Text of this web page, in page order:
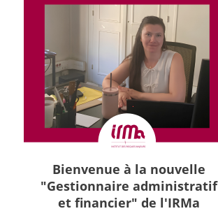
Bienvenue à la nouvelle
"Gestionnaire administratif
et financier" de l'IRMa